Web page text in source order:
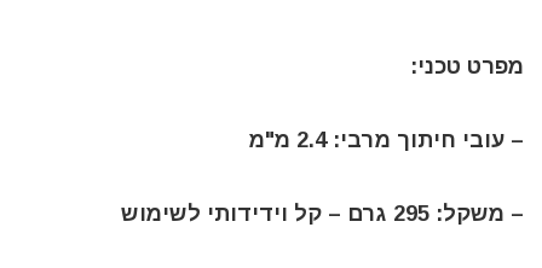
מפרט טכני:
– עובי חיתוך מרבי: 2.4 מ"מ
– משקל: 295 גרם – קל וידידותי לשימוש